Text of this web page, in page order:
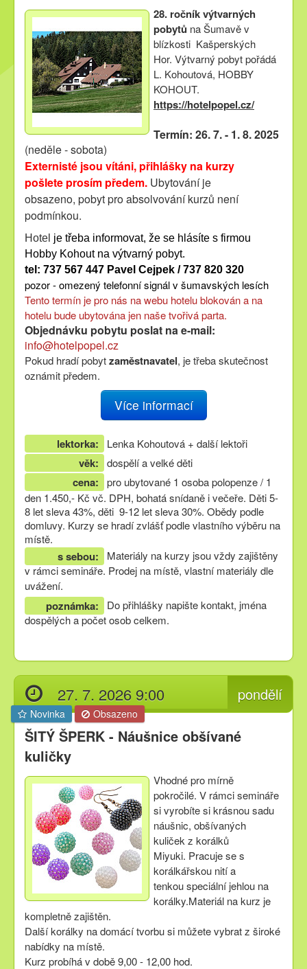
28. ročník výtvarných
pobytů na Šumavě v
blízkosti Kašperských
Hor. Výtvarný pobyt pořádá
L. Kohoutová, HOBBY
KOHOUT.
https://hotelpopel.cz/
Termín: 26. 7. - 1. 8. 2025
(neděle - sobota)
Externisté jsou vítáni, přihlášky na kurzy
pošlete prosím předem. Ubytování je
obsazeno, pobyt pro absolvování kurzů není
podmínkou.
Hotel je třeba informovat, že se hlásíte s firmou
Hobby Kohout na výtvarný pobyt.
tel: 737 567 447 Pavel Cejpek / 737 820 320
pozor - omezený telefonní signál v šumavských lesích
Tento termín je pro nás na webu hotelu blokován a na
hotelu bude ubytována jen naše tvořivá parta.
Objednávku pobytu poslat na e-mail:
info@hotelpopel.cz
Pokud hradí pobytzaměstnavatel, je třeba skutečnost
oznámit předem.
Více informací
lektorka: Lenka Kohoutová + další lektoři
věk: dospělí a velké děti
cena:
pro ubytované 1 osoba polopenze / 1
den 1.450,- Kč vč. DPH, bohatá snídaně i večeře. Děti 5-
8 let sleva 43%, děti 9-12 let sleva 30%. Obědy podle
domluvy. Kurzy se hradí zvlášť podle vlastního výběru na
místě.
s sebou:
Materiály na kurzy jsou vždy zajištěny
v rámci semináře. Prodej na místě, vlastní materiály dle
uvážení.
poznámka:
Do přihlášky napište kontakt, jména
dospělých a počet osob celkem.
pondělí
27. 7. 2026 9:00
Novinka Obsazeno
ŠITÝ ŠPERK - Náušnice obšívané
kuličky
Vhodné pro mírně
pokročilé. V rámci semináře
si vyrobíte si krásnou sadu
náušnic, obšívaných
kuliček z korálků
Miyuki. Pracuje se s
korálkářskou nití a
tenkou speciální jehlou na
korálky.Materiál na kurz je
kompletně zajištěn.
Další korálky na domácí tvorbu si můžete vybrat z široké
nabídky na místě.
Kurz probíhá v době 9,00 - 12,00 hod.